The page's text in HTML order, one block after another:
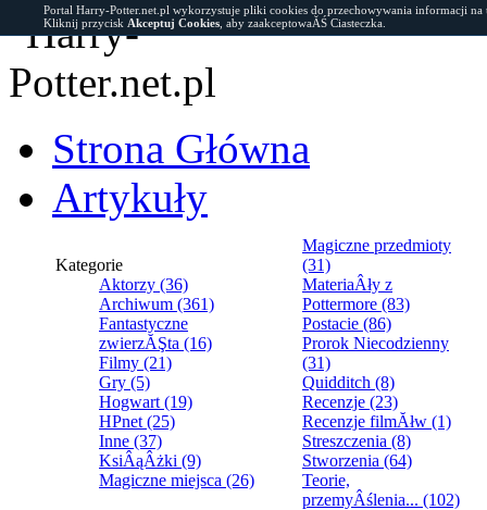
Strona Główna
Artykuły
Kategorie
Aktorzy (36)
Archiwum (361)
Fantastyczne
zwierzĂŞta (16)
Filmy (21)
Gry (5)
Hogwart (19)
HPnet (25)
Inne (37)
KsiÂąÂżki (9)
Magiczne miejsca (26)
Magiczne przedmioty
(31)
MateriaÂły z
Pottermore (83)
Postacie (86)
Prorok Niecodzienny
(31)
Quidditch (8)
Recenzje (23)
Recenzje filmĂłw (1)
Streszczenia (8)
Stworzenia (64)
Teorie,
przemyÂślenia... (102)
Portal Harry-Potter.net.pl wykorzystuje pliki cookies do przechowywania informacji
Kliknij przycisk Akceptuj Cookies , aby zaakceptowaĂŚ Ciasteczka.